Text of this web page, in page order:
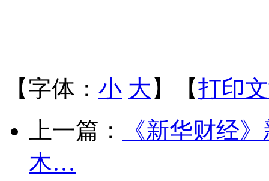
【字体： 小 大 】【打印
上一篇：
《新华财经
木…